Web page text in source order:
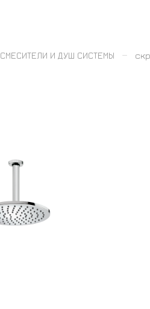
СМЕСИТЕЛИ И ДУШ СИСТЕМЫ –